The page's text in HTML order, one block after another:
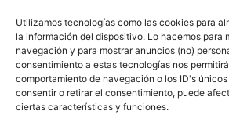
Utilizamos tecnologías como las cookies para
la información del dispositivo. Lo hacemos para
navegación y para mostrar anuncios (no)
consentimiento a estas tecnologías nos
comportamiento de navegación o los ID's
consentir o retirar el consentimiento, puede
ciertas características y funciones.